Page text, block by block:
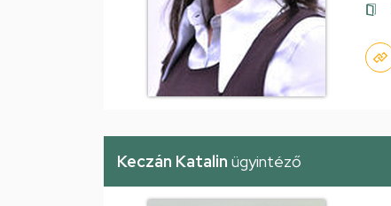
Keczán Katalin ügyintéző